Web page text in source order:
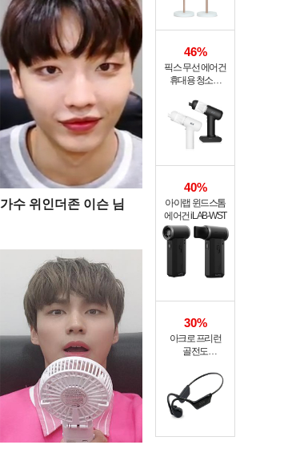
가수 위인더존 이슨 님
46%
픽스 무선 에어건
휴대용 청소기
40%
아이랩 윈드스톰
에어건 iLAB-WST
30%
아크로 프리런
골전도